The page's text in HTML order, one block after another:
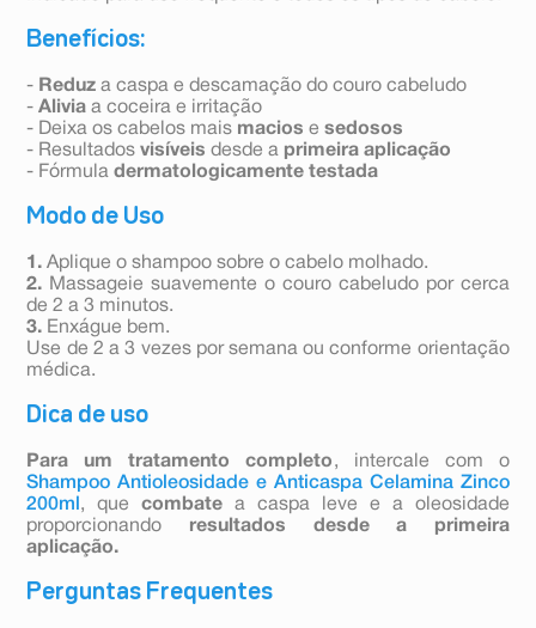
Benefícios:
- Reduz a caspa e descamação do couro cabeludo
-Alivia a coceira e irritação
- Deixa os cabelos mais macios esedosos
- Resultadosvisíveis desde a primeira aplicação
- Fórmuladermatologicamente testada
Modo de Uso
1. Aplique o shampoo sobre o cabelo molhado.
2. Massageie suavemente o couro cabeludo por cerca
de 2 a 3 minutos.
3. Enxágue bem.
Use de 2 a 3 vezes por semana ou conforme orientação
médica.
Dica de uso
Para um tratamento completo , intercale com o
Shampoo Antioleosidade e Anticaspa Celamina Zinco
200ml , quecombate a caspa leve e a oleosidade
proporcionando resultados
desde a primeira
aplicação.
Perguntas Frequentes